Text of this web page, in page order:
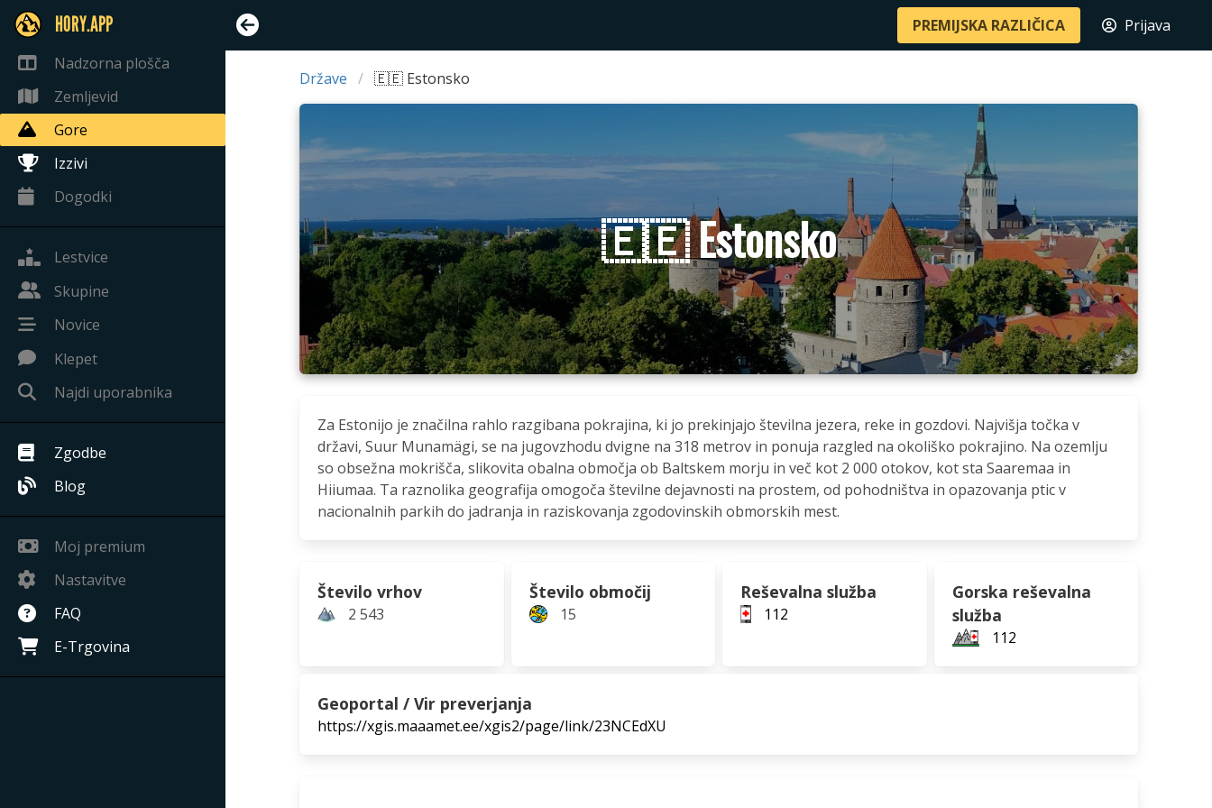
HORY.APP
Nadzorna plošča
Zemljevid
Gore
Izzivi
Dogodki
Lestvice
Skupine
Novice
Klepet
Najdi uporabnika
Zgodbe
Blog
Moj premium
Nastavitve
FAQ
E-Trgovina
PREMIJSKA RAZLIČICA Prijava
Države 🇪🇪 Estonsko
🇪🇪 Estonsko
Za Estonijo je značilna rahlo razgibana pokrajina, ki jo prekinjajo številna jezera, reke in gozdovi. Najvišja točka v
državi, Suur Munamägi, se na jugovzhodu dvigne na 318 metrov in ponuja razgled na okoliško pokrajino. Na ozemlju
so obsežna mokrišča, slikovita obalna območja ob Baltskem morju in več kot 2 000 otokov, kot sta Saaremaa in
Hiiumaa. Ta raznolika geografija omogoča številne dejavnosti na prostem, od pohodništva in opazovanja ptic v
nacionalnih parkih do jadranja in raziskovanja zgodovinskih obmorskih mest.
Število vrhov
2 543
Število območij
15
Reševalna služba
112
Gorska reševalna
služba
112
Geoportal / Vir preverjanja
https://xgis.maaamet.ee/xgis2/page/link/23NCEdXU